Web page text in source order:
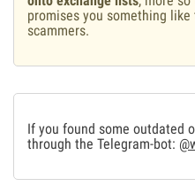
promises you something
scammers.
If you found some outdated
through the Telegram-bot: